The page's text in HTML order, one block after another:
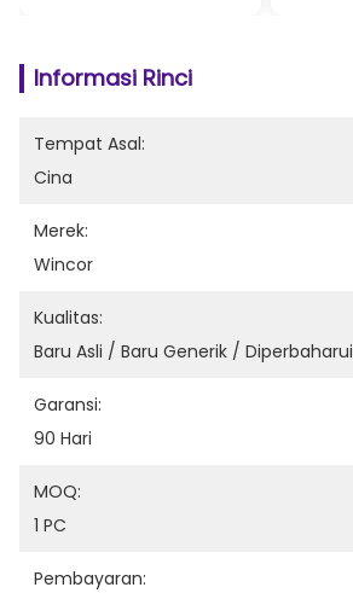
Informasi Rinci
Tempat Asal:
Cina
Merek:
Wincor
Kualitas:
Baru Asli / Baru Generik / Diperbaharui
Garansi:
90 Hari
MOQ:
1 PC
Pembayaran: